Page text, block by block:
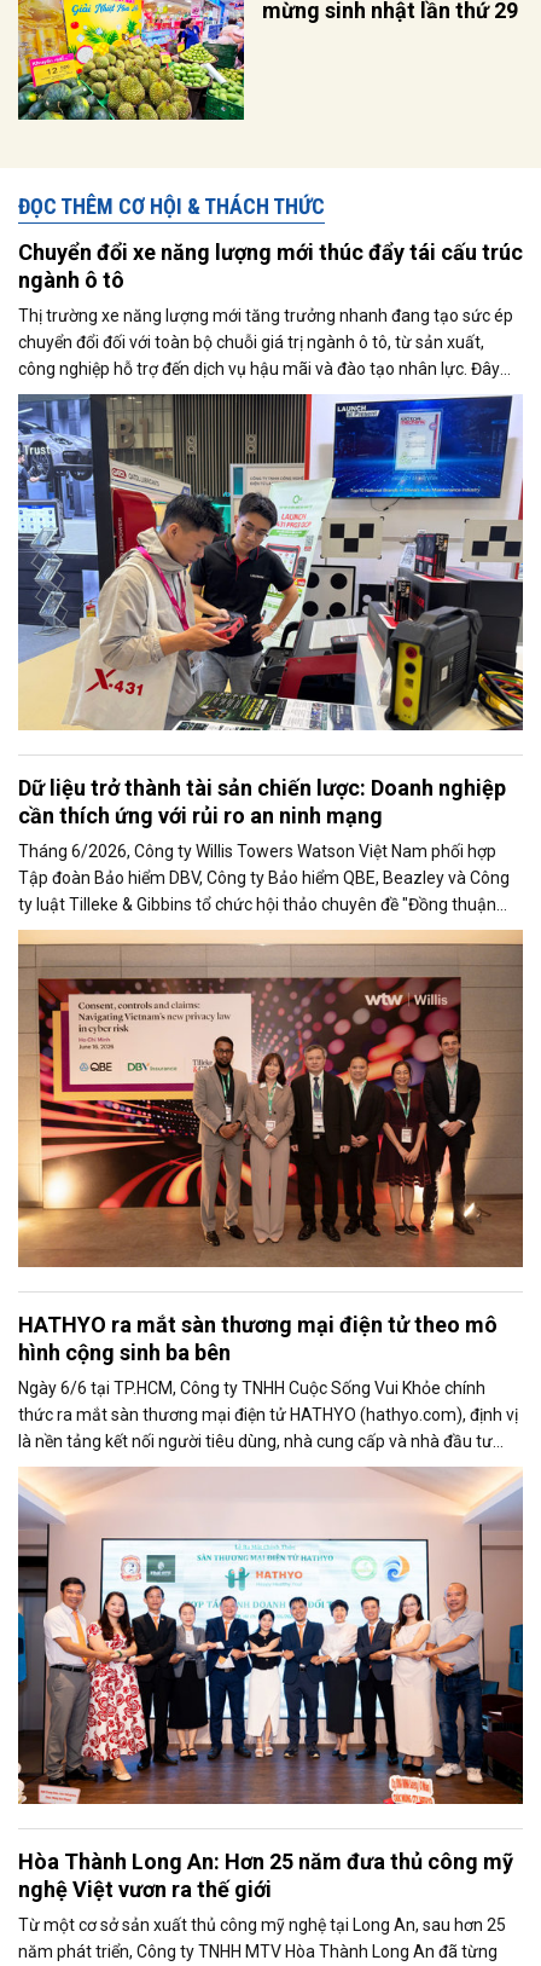
mừng sinh nhật lần thứ 29
ĐỌC THÊM CƠ HỘI & THÁCH THỨC
Chuyển đổi xe năng lượng mới thúc đẩy tái cấu trúc
ngành ô tô
Thị trường xe năng lượng mới tăng trưởng nhanh đang tạo sức ép
chuyển đổi đối với toàn bộ chuỗi giá trị ngành ô tô, từ sản xuất,
công nghiệp hỗ trợ đến dịch vụ hậu mãi và đào tạo nhân lực. Đây
cũng là trọng tâm được các doanh nghiệp và chuyên gia trao đổi tại
Triển lãm Automechanika Ho Chi Minh City 2026.
Dữ liệu trở thành tài sản chiến lược: Doanh nghiệp
cần thích ứng với rủi ro an ninh mạng
Tháng 6/2026, Công ty Willis Towers Watson Việt Nam phối hợp
Tập đoàn Bảo hiểm DBV, Công ty Bảo hiểm QBE, Beazley và Công
ty luật Tilleke & Gibbins tổ chức hội thảo chuyên đề "Đồng thuận
kiểm soát và Bồi thường trong quản trị rủi ro an ninh mạng".
HATHYO ra mắt sàn thương mại điện tử theo mô
hình cộng sinh ba bên
Ngày 6/6 tại TP.HCM, Công ty TNHH Cuộc Sống Vui Khỏe chính
thức ra mắt sàn thương mại điện tử HATHYO (hathyo.com), định vị
là nền tảng kết nối người tiêu dùng, nhà cung cấp và nhà đầu tư
theo mô hình cộng sinh ba bên, hướng đến lĩnh vực hàng tiêu dùng
thiết yếu và sức khỏe cộng đồng.
Hòa Thành Long An: Hơn 25 năm đưa thủ công mỹ
nghệ Việt vươn ra thế giới
Từ một cơ sở sản xuất thủ công mỹ nghệ tại Long An, sau hơn 25
năm phát triển, Công ty TNHH MTV Hòa Thành Long An đã từng